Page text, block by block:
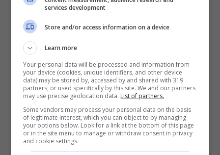
services development
Store and/or access information on a device
Learn more
Your personal data will be processed and information from
your device (cookies, unique identifiers, and other device
data) may be stored by, accessed by and shared with 319
partners, or used specifically by this site. We and our partners
may use precise geolocation data. List of partners.
Some vendors may process your personal data on the basis
of legitimate interest, which you can object to by managing
your options below. Look for a link at the bottom of this page
or in the site menu to manage or withdraw consent in privacy
and cookie settings.